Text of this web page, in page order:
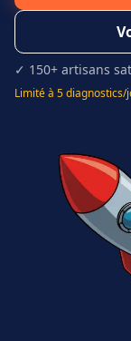
✓ 150+ artisans
Limité à 5 diagnostics/